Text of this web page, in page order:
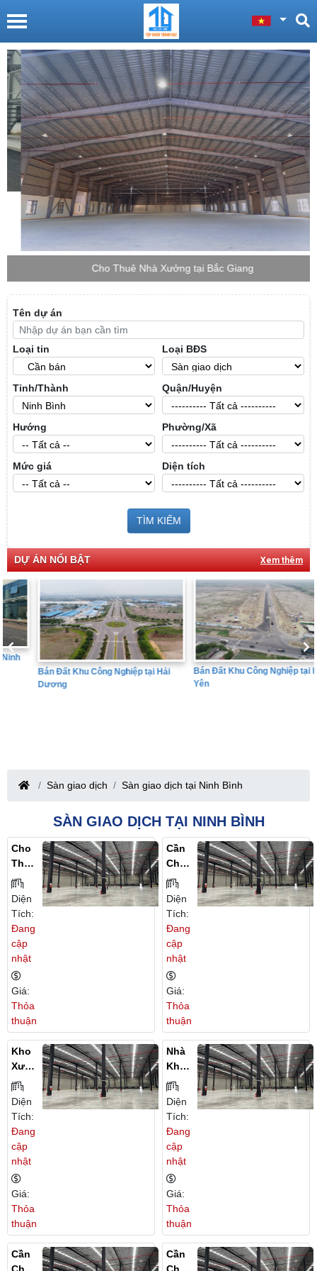
Cho Thuê Nhà Xưởng tại Bắc Giang
Tên dự án
Loại tin Loại BĐS
Tỉnh/Thành Quận/Huyện
Hướng Phường/Xã
Mức giá Diện tích
TÌM KIẾM
DỰ ÁN NỔI BẬT Xem thêm
Bán Đất Khu Công Nghiệp tại Hải
Bán Đất Khu Công Nghiệp tại Hưng
Sàn giao dịch Sàn giao dịch tại Ninh Bình
SÀN GIAO DỊCH TẠI NINH BÌNH
Cho
Thuê
Nhà
Xưở
Ng
Kho
Vận
Logi
Tại
Ninh
Bình
Diện
Tích:
Đang
cập
nhật
Giá:
Thỏa
thuận
Cần
Cho
Thuê
Kho
Xưở
Ng
Tại
Ninh
Diện
Tích:
Đang
cập
nhật
Giá:
Thỏa
thuận
Kho
Xưở
Ng
Cho
Thuê
Tại
Ninh
Bình
Diện
Tích:
Đang
cập
nhật
Giá:
Thỏa
thuận
Nhà
Kho
Cho
Thuê
Tại
Ninh
Bình
Diện
Tích:
Đang
cập
nhật
Giá:
Thỏa
thuận
Cần
Cần